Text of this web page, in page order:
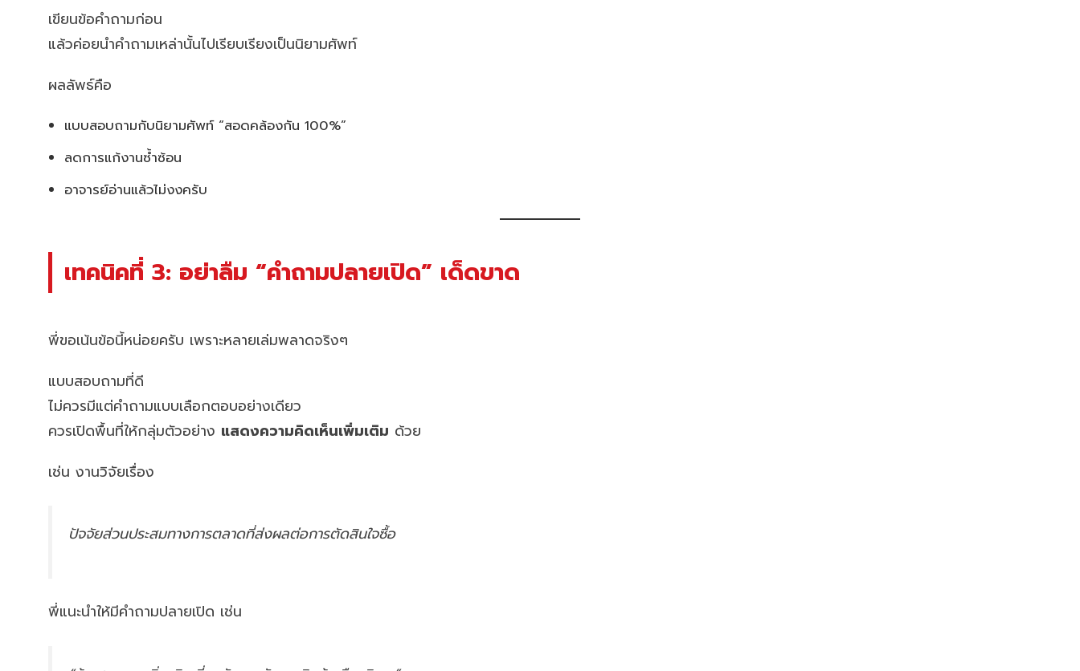
เขียนข้อคำถามก่อน
แล้วค่อยนำคำถามเหล่านั้นไปเรียบเรียงเป็นนิยามศัพท์
ผลลัพธ์คือ
แบบสอบถามกับนิยามศัพท์ “สอดคล้องกัน 100%”
ลดการแก้งานซ้ำซ้อน
อาจารย์อ่านแล้วไม่งงครับ
เทคนิคที่ 3: อย่าลืม “คำถามปลายเปิด” เด็ดขาด
พี่ขอเน้นข้อนี้หน่อยครับ เพราะหลายเล่มพลาดจริงๆ
แบบสอบถามที่ดี
ไม่ควรมีแต่คำถามแบบเลือกตอบอย่างเดียว
ควรเปิดพื้นที่ให้กลุ่มตัวอย่าง แสดงความคิดเห็นเพิ่มเติม ด้วย
เช่น งานวิจัยเรื่อง
ปัจจัยส่วนประสมทางการตลาดที่ส่งผลต่อการตัดสินใจซื้อ
พี่แนะนำให้มีคำถามปลายเปิด เช่น